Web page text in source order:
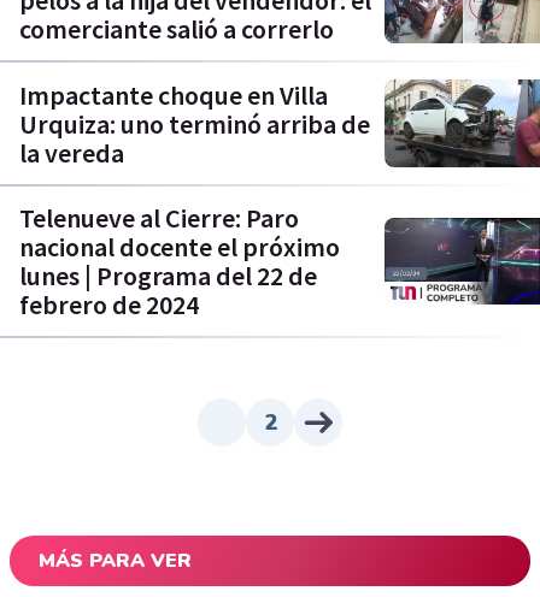
comerciante salió a correrlo
Impactante choque en Villa
Urquiza: uno terminó arriba de
la vereda
Telenueve al Cierre: Paro
nacional docente el próximo
lunes | Programa del 22 de
febrero de 2024
2
MÁS PARA VER